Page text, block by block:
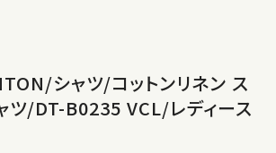
シャツ/コットンリネン ス
ツ/DT-B0235 VCL/レディース